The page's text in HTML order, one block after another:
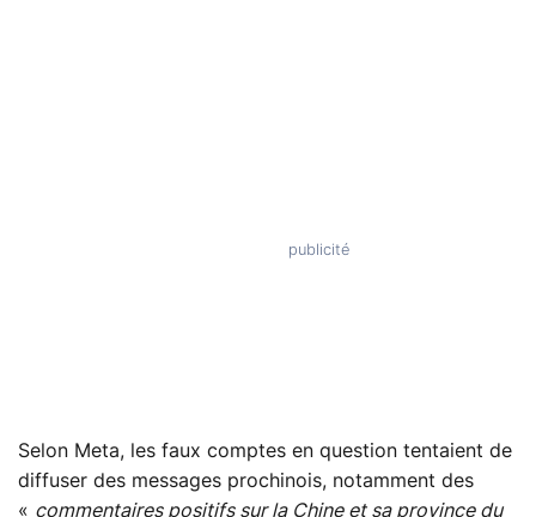
Selon Meta, les faux comptes en question tentaient de
diffuser des messages prochinois, notamment des
« commentaires positifs sur la Chine et sa province du